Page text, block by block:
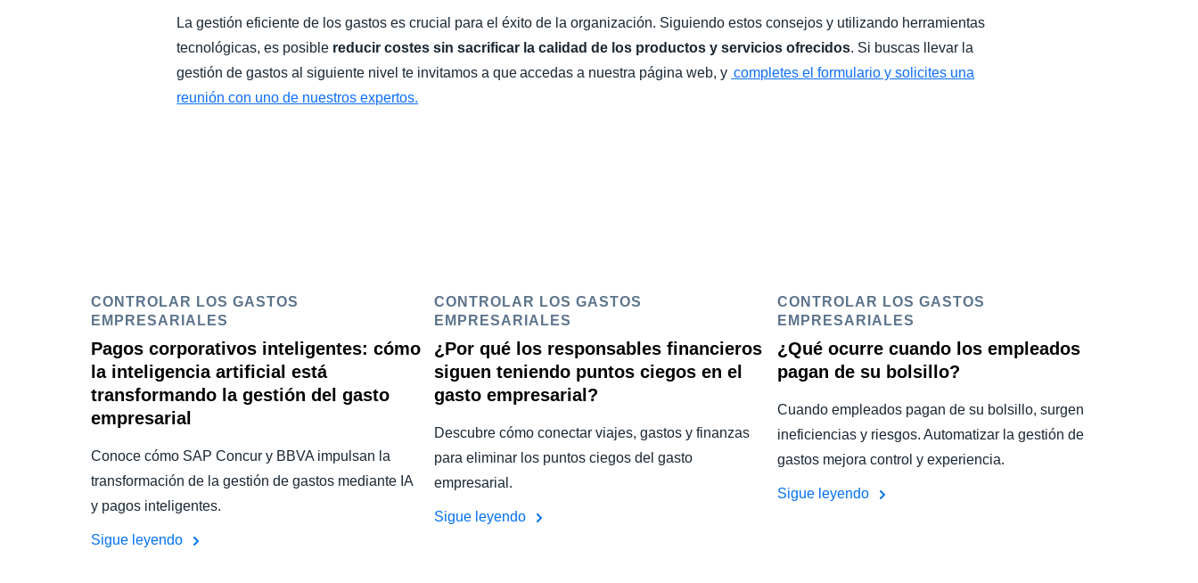
La gestión eficiente de los gastos es crucial para el éxito de la organización. Siguiendo estos consejos y utilizando herramientas
tecnológicas, es posible reducir costes sin sacrificar la calidad de los productos y servicios ofrecidos. Si buscas llevar la
gestión de gastos al siguiente nivel te invitamos a que accedas a nuestra página web, y completes el formulario y solicites una
reunión con uno de nuestros expertos.
CONTROLAR LOS GASTOS
EMPRESARIALES
Pagos corporativos inteligentes: cómo
la inteligencia artificial está
transformando la gestión del gasto
empresarial
Conoce cómo SAP Concur y BBVA impulsan la
transformación de la gestión de gastos mediante IA
y pagos inteligentes.
Sigue leyendo
CONTROLAR LOS GASTOS
EMPRESARIALES
¿Por qué los responsables financieros
siguen teniendo puntos ciegos en el
gasto empresarial?
Descubre cómo conectar viajes, gastos y finanzas
para eliminar los puntos ciegos del gasto
empresarial.
Sigue leyendo
CONTROLAR LOS GASTOS
EMPRESARIALES
¿Qué ocurre cuando los empleados
pagan de su bolsillo?
Cuando empleados pagan de su bolsillo, surgen
ineficiencias y riesgos. Automatizar la gestión de
gastos mejora control y experiencia.
Sigue leyendo